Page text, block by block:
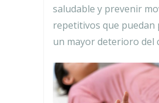
saludable y prevenir
repetitivos que puedan
un mayor deterioro del